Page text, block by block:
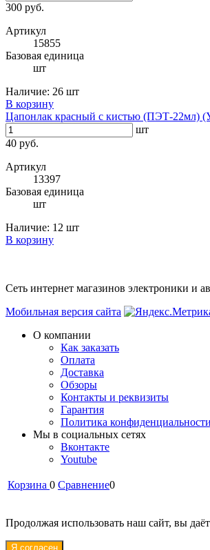
300 руб.
Артикул
15855
Базовая единица
шт
Наличие: 26 шт
В корзину
Цапонлак красный с кистью (ПЭТ-
шт
40 руб.
Артикул
13397
Базовая единица
шт
Наличие: 12 шт
В корзину
Сеть интернет магазинов электроники и
Мобильная версия сайта
О компании
Как заказать
Оплата
Доставка
Обзоры
Контакты и реквизиты
Гарантия
Политика конфиденциальности
Мы в cоциальных сетях
Вконтакте
Youtube
Корзина 0 Сравнение0
Продолжая использовать наш сайт, вы
Я согласен